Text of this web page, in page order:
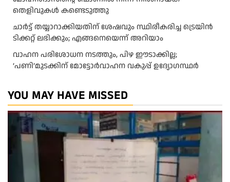
തെളിവുകള്‍ കണ്ടെടുത്തു
ചാര്‍ട്ട് തയ്യാറാക്കിയതിന് ശേഷവും സ്ഥിരീകരിച്ച ട്രെയിന്‍
ടിക്കറ്റ് ലഭിക്കും; എങ്ങനെയെന്ന് അറിയാം
വാഹന പരിശോധന നടത്തും, പിഴ ഈടാക്കില്ല;
‘പണി’മുടക്കിന് മോട്ടോര്‍വാഹന വകുപ്പ് ഉദ്യോഗസ്ഥര്‍
YOU MAY HAVE MISSED